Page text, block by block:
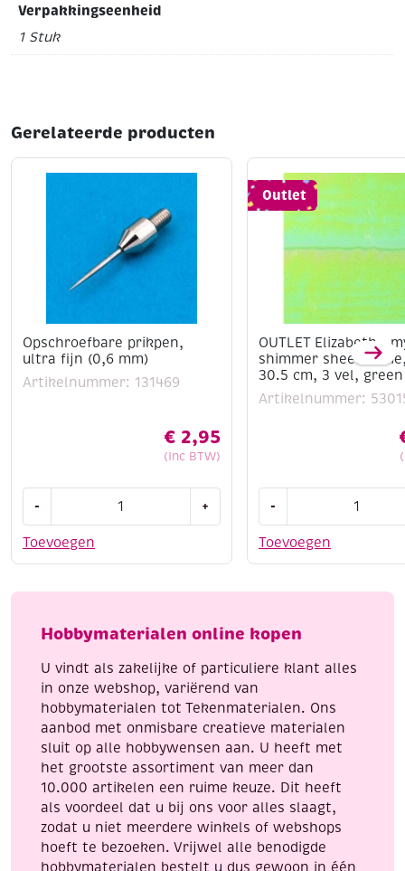
Verpakkingseenheid
1 Stuk
Gerelateerde producten
Opschroefbare prikpen,
ultra fijn (0,6 mm)
Artikelnummer: 131469
€ 2,95
(Inc BTW)
Toevoegen
-
ultra
mm)
+
Outlet
OUTLET Elizabeth –
shimmer sheetz
30.5 cm, 3 vel,
Artikelnummer:
Toevoegen
-
-
sheetz
12.5
30.5
3
vel,
green
iris
aantal
Hobbymaterialen online kopen
U vindt als zakelijke of particuliere klant alles
in onze webshop, variërend van
hobbymaterialen tot Tekenmaterialen. Ons
aanbod met onmisbare creatieve materialen
sluit op alle hobbywensen aan. U heeft met
het grootste assortiment van meer dan
10.000 artikelen een ruime keuze. Dit heeft
als voordeel dat u bij ons voor alles slaagt,
zodat u niet meerdere winkels of webshops
hoeft te bezoeken. Vrijwel alle benodigde
hobbymaterialen bestelt u dus gewoon in één